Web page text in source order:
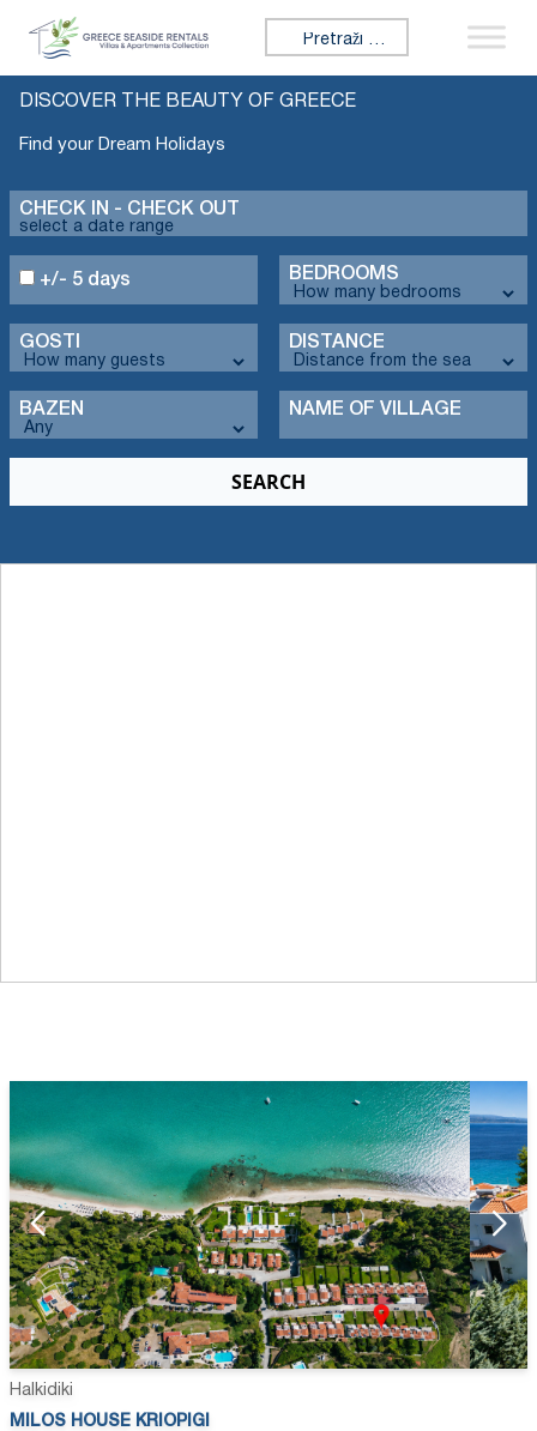
Search for:
DISCOVER THE BEAUTY OF GREECE
Find your Dream Holidays
CHECK IN - CHECK OUT
BEDROOMS
GOSTI DISTANCE
+/- 5 days
BAZEN NAME OF VILLAGE
Halkidiki
MILOS HOUSE KRIOPIGI